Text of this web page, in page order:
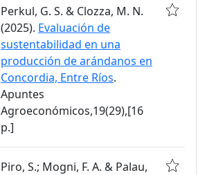
Perkul, G. S. & Clozza, M. N.
(2025). Evaluación de
sustentabilidad en una
producción de arándanos en
Concordia, Entre Ríos.
Apuntes
Agroeconómicos,19(29),[16
p.]
Piro, S.; Mogni, F. A. & Palau,